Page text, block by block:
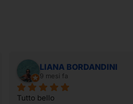
LIANA BORDANDINI
9 mesi fa
Tutto bello